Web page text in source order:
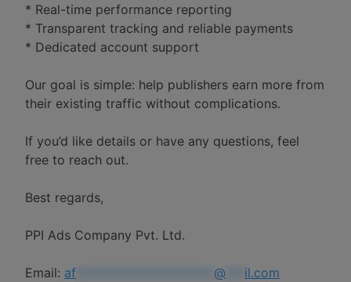
* Real-time performance reporting
* Transparent tracking and reliable payments
* Dedicated account support
Our goal is simple: help publishers earn more from
their existing traffic without complications.
If you’d like details or have any questions, feel
free to reach out.
Best regards,
PPI Ads Company Pvt. Ltd.
Email: af @ il.com